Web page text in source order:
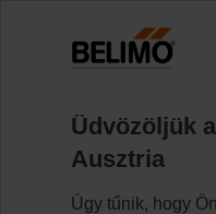
R7050R25-
Üdvözöljük
Ausztria
Úgy tűnik, hogy